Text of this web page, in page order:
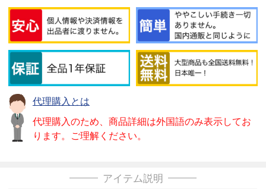
代理購入とは
代理購入のため、商品詳細は外国語のみ表示してお
ります。ご理解ください。
アイテム説明